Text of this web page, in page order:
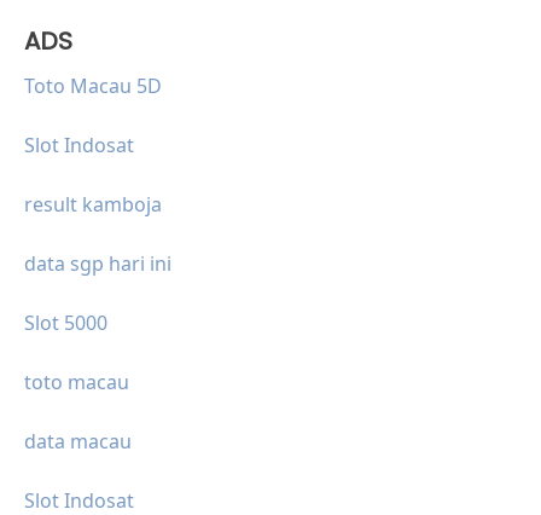
ADS
Toto Macau 5D
Slot Indosat
result kamboja
data sgp hari ini
Slot 5000
toto macau
data macau
Slot Indosat